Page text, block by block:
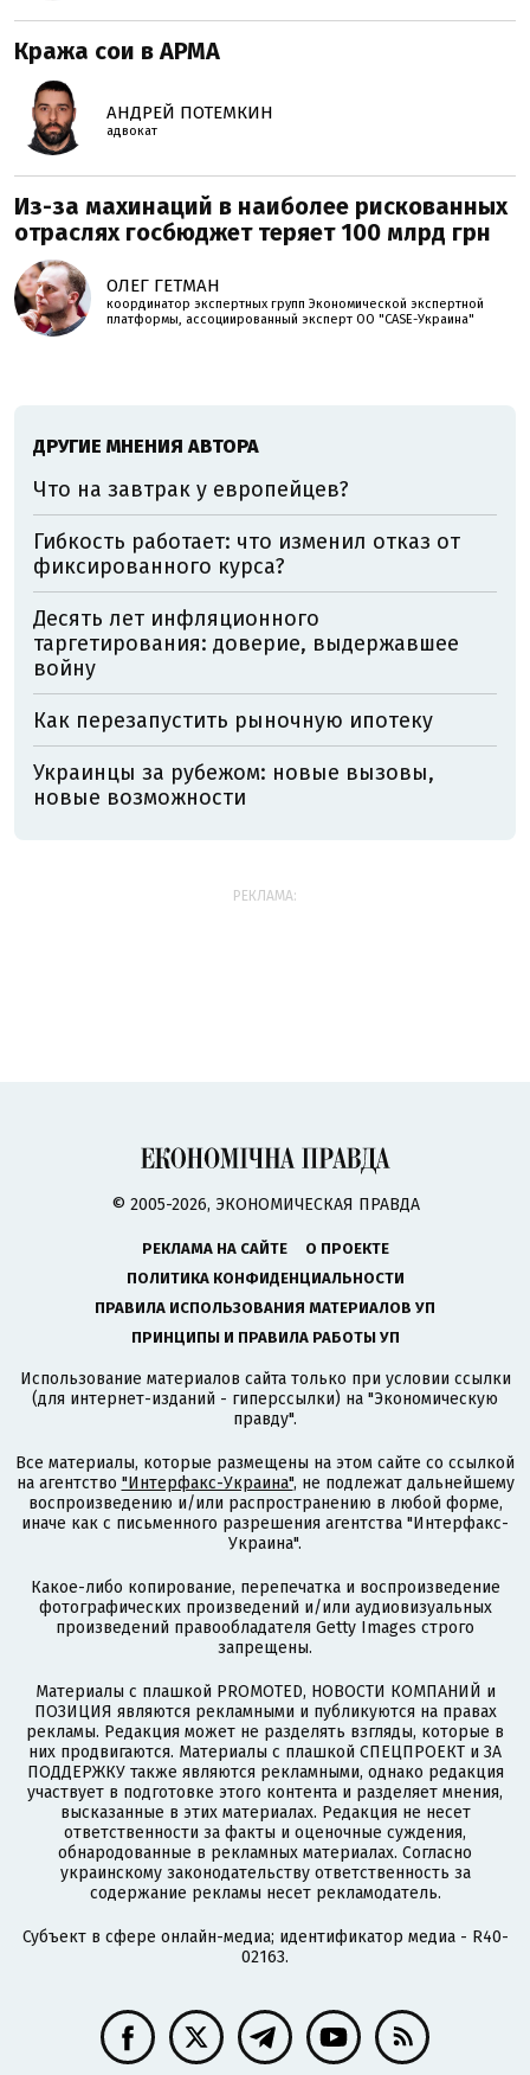
Кража сои в АРМА
АНДРЕЙ ПОТЕМКИН
адвокат
Из-за махинаций в наиболее рискованных
отраслях госбюджет теряет 100 млрд грн
ОЛЕГ ГЕТМАН
координатор экспертных групп Экономической экспертной
платформы, ассоциированный эксперт ОО "CASE-Украина"
ДРУГИЕ МНЕНИЯ АВТОРА
Что на завтрак у европейцев?
Гибкость работает: что изменил отказ от
фиксированного курса?
Десять лет инфляционного
таргетирования: доверие, выдержавшее
войну
Как перезапустить рыночную ипотеку
Украинцы за рубежом: новые вызовы,
новые возможности
РЕКЛАМА:
© 2005-2026, ЭКОНОМИЧЕСКАЯ ПРАВДА
РЕКЛАМА НА САЙТЕ
О ПРОЕКТЕ
ПОЛИТИКА КОНФИДЕНЦИАЛЬНОСТИ
ПРАВИЛА ИСПОЛЬЗОВАНИЯ МАТЕРИАЛОВ УП
ПРИНЦИПЫ И ПРАВИЛА РАБОТЫ УП
Использование материалов сайта только при условии ссылки
(для интернет-изданий - гиперссылки) на "Экономическую
правду".
Все материалы, которые размещены на этом сайте со ссылкой
на агентство "Интерфакс-Украина", не подлежат дальнейшему
воспроизведению и/или распространению в любой форме,
иначе как с письменного разрешения агентства "Интерфакс-
Украина".
Какое-либо копирование, перепечатка и воспроизведение
фотографических произведений и/или аудиовизуальных
произведений правообладателя Getty Images строго
запрещены.
Материалы с плашкой PROMOTED, НОВОСТИ КОМПАНИЙ и
ПОЗИЦИЯ являются рекламными и публикуются на правах
рекламы. Редакция может не разделять взгляды, которые в
них продвигаются. Материалы с плашкой СПЕЦПРОЕКТ и ЗА
ПОДДЕРЖКУ также являются рекламными, однако редакция
участвует в подготовке этого контента и разделяет мнения,
высказанные в этих материалах. Редакция не несет
ответственности за факты и оценочные суждения,
обнародованные в рекламных материалах. Согласно
украинскому законодательству ответственность за
содержание рекламы несет рекламодатель.
Субъект в сфере онлайн-медиа; идентификатор медиа - R40-
02163.